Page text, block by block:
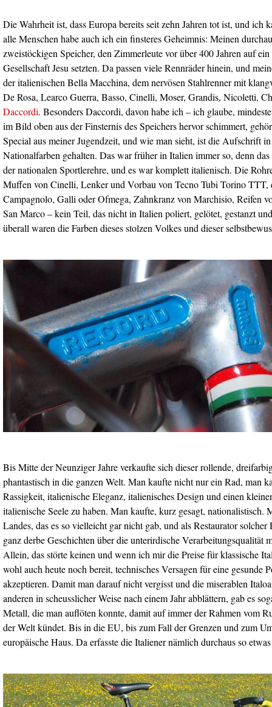
Die Wahrheit ist, dass Europa bereits seit zehn Jahren tot ist, und ich
alle Menschen habe auch ich ein finsteres Geheimnis: Meinen
zweistöckigen Speicher, den Zimmerleute vor über 400 Jahren auf
Gesellschaft Jesu setzten. Da passen viele Rennräder hinein, und
der italienischen Bella Macchina, dem nervösen Stahlrenner mit
De Rosa, Learco Guerra, Basso, Cinelli, Moser, Grandis, Nicoletti,
Daccordi. Besonders Daccordi, davon habe ich – ich glaube,
im Bild oben aus der Finsternis des Speichers hervor schimmert,
Special aus meiner Jugendzeit, und wie man sieht, ist die Aufschrift
Nationalfarben gehalten. Das war früher in Italien immer so, denn
der nationalen Sportlerehre, und es war komplett italienisch. Die
Muffen von Cinelli, Lenker und Vorbau von Tecno Tubi Torino TTT,
Campagnolo, Galli oder Ofmega, Zahnkranz von Marchisio, Reifen
San Marco – kein Teil, das nicht in Italien poliert, gelötet, gestanzt
überall waren die Farben dieses stolzen Volkes und dieser
Bis Mitte der Neunziger Jahre verkaufte sich dieser rollende,
phantastisch in die ganzen Welt. Man kaufte nicht nur ein Rad, man
Rassigkeit, italienische Eleganz, italienisches Design und einen
italienische Seele zu haben. Man kaufte, kurz gesagt, nationalistisch.
Landes, das es so vielleicht gar nicht gab, und als Restaurator
ganz derbe Geschichten über die unterirdische Verarbeitungsqualität
Allein, das störte keinen und wenn ich mir die Preise für klassische
wohl auch heute noch bereit, technisches Versagen für eine gesunde
akzeptieren. Damit man darauf nicht vergisst und die miserablen
anderen in scheusslicher Weise nach einem Jahr abblättern, gab es
Metall, die man auflöten konnte, damit auf immer der Rahmen vom
der Welt kündet. Bis in die EU, bis zum Fall der Grenzen und zum
europäische Haus. Da erfasste die Italiener nämlich durchaus so